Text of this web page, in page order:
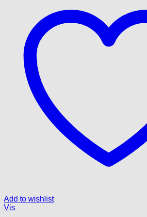
Add to wishlist
Vis